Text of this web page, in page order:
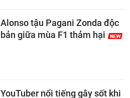
Alonso tậu Pagani Zonda độc
bản giữa mùa F1 thảm hại
YouTuber nổi tiếng gây sốt khi